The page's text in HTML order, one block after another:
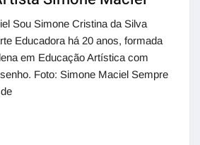
Sou Simone Cristina da Silva
Educadora há 20 anos, formada
em Educação Artística com
Foto: Simone Maciel Sempre